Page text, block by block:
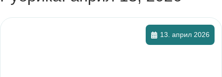
13. април 2026